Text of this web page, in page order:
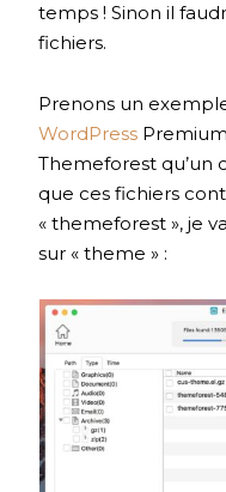
temps ! Sinon il
fichiers.
Prenons un
WordPress
Themeforest qu’un
que ces fichiers
« themeforest », je
sur « theme » :